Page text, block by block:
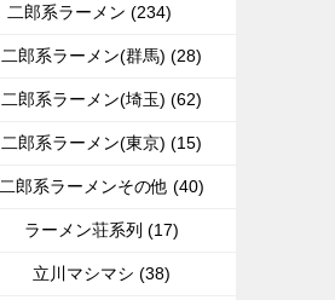
二郎系ラーメン (234)
二郎系ラーメン(群馬) (28)
二郎系ラーメン(埼玉) (62)
二郎系ラーメン(東京) (15)
二郎系ラーメンその他 (40)
ラーメン荘系列 (17)
立川マシマシ (38)